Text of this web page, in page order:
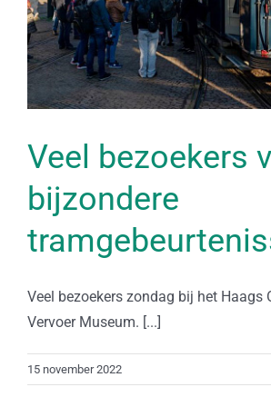
Veel bezoekers
bijzondere
Veel bezoekers zondag bij het Haags
Vervoer Museum. [...]
15 november 2022